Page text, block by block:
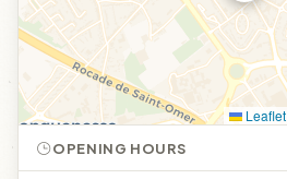
Leaflet
OPENING HOURS